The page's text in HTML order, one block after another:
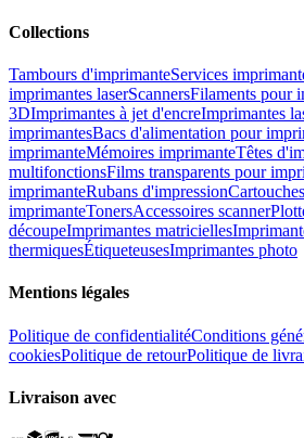
Collections
Tambours d'imprimanteServices
imprimantes laserScannersFilaments pour
3DImprimantes à jet d'encreImprimantes
imprimantesBacs d'alimentation pour
imprimanteMémoires imprimanteTêtes
multifonctionsFilms transparents pour
imprimanteRubans d'impressionCartouches
imprimanteTonersAccessoires scanner
découpeImprimantes matricielles
thermiquesÉtiqueteusesImprimantes photo
Mentions légales
Politique de confidentialitéConditions
cookiesPolitique de retourPolitique de
Livraison avec